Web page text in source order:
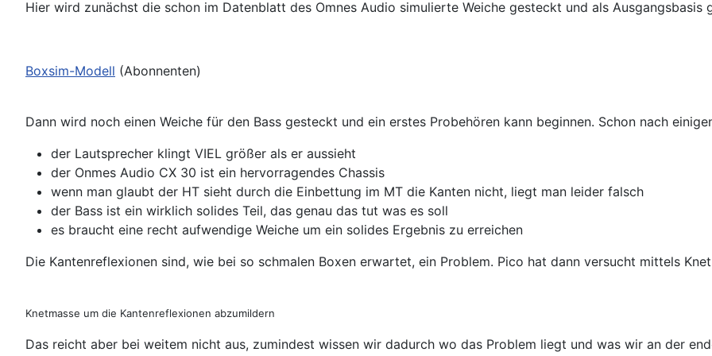
Hier wird zunächst die schon im Datenblatt des Omnes Audio simulierte Weiche gesteckt und als Ausgangsbasis
Boxsim-Modell (Abonnenten)
Dann wird noch einen Weiche für den Bass gesteckt und ein erstes Probehören kann beginnen. Schon nach
der Lautsprecher klingt VIEL größer als er aussieht
der Onmes Audio CX 30 ist ein hervorragendes Chassis
wenn man glaubt der HT sieht durch die Einbettung im MT die Kanten nicht, liegt man leider falsch
der Bass ist ein wirklich solides Teil, das genau das tut was es soll
es braucht eine recht aufwendige Weiche um ein solides Ergebnis zu erreichen
Die Kantenreflexionen sind, wie bei so schmalen Boxen erwartet, ein Problem. Pico hat dann versucht mittels
Knetmasse um die Kantenreflexionen abzumildern
Das reicht aber bei weitem nicht aus, zumindest wissen wir dadurch wo das Problem liegt und was wir an der